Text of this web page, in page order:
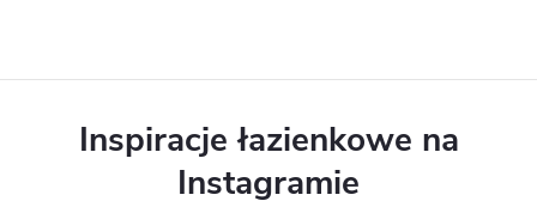
Inspiracje łazienkowe na
Instagramie